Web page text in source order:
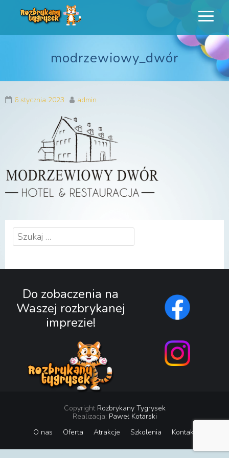
Rozbrykany
Tygrysek
Profesjonalne animacje urodzinowe dla dzieci
modrzewiowy_dwór
6 stycznia 2023 admin
Szukaj:
Do zobaczenia na
Waszej rozbrykanej
imprezie!
Copyright Rozbrykany Tygrysek
Realizacja: Paweł Kotarski
O nas
Oferta Atrakcje Szkolenia Kontakt